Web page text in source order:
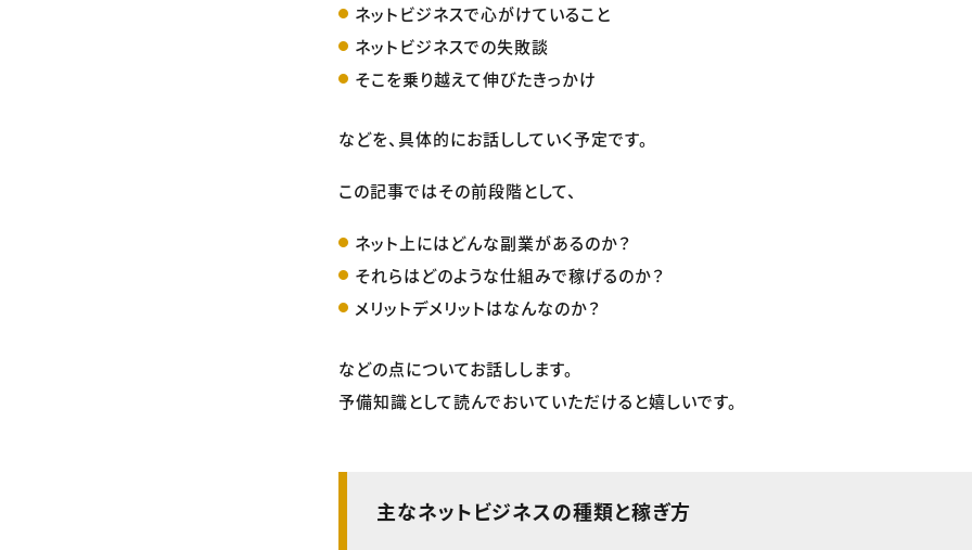
ネットビジネスで心がけていること
ネットビジネスでの失敗談
そこを乗り越えて伸びたきっかけ
などを、具体的にお話ししていく予定です。
この記事ではその前段階として、
ネット上にはどんな副業があるのか？
それらはどのような仕組みで稼げるのか？
メリットデメリットはなんなのか？
などの点についてお話しします。
予備知識として読んでおいていただけると嬉しいです。
主なネットビジネスの種類と稼ぎ方